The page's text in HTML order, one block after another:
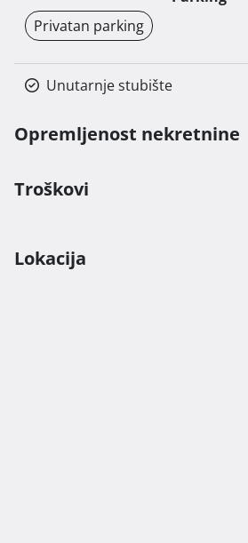
Privatan parking
Unutarnje stubište
Opremljenost nekretnine
Troškovi
Lokacija